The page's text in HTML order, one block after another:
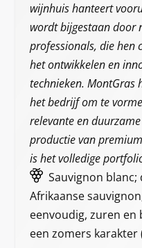
wijnhuis hanteert
wordt bijgestaan door
professionals, die hen
het ontwikkelen en
technieken. MontGras
het bedrijf om te
relevante en
productie van
is het volledige
Sauvignon
Afrikaanse
eenvoudig, zuren en
een zomers karakter